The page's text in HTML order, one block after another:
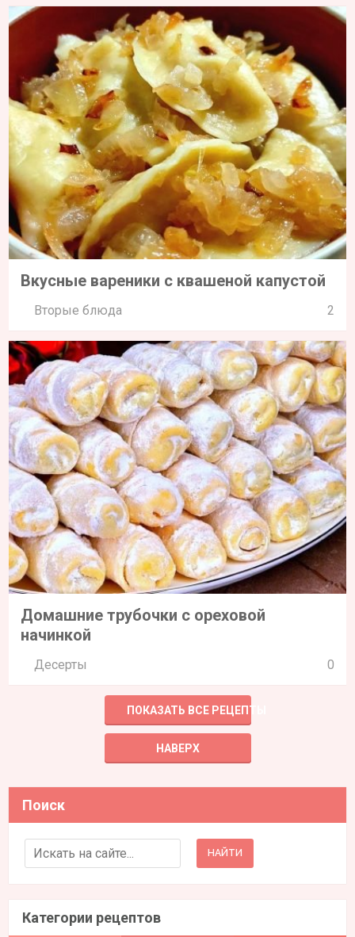
Вкусные вареники с квашеной капустой
Вторые блюда 2
Домашние трубочки с ореховой
начинкой
Десерты 0
ПОКАЗАТЬ ВСЕ РЕЦЕПТЫ
НАВЕРХ
Поиск
Search for:
Категории рецептов